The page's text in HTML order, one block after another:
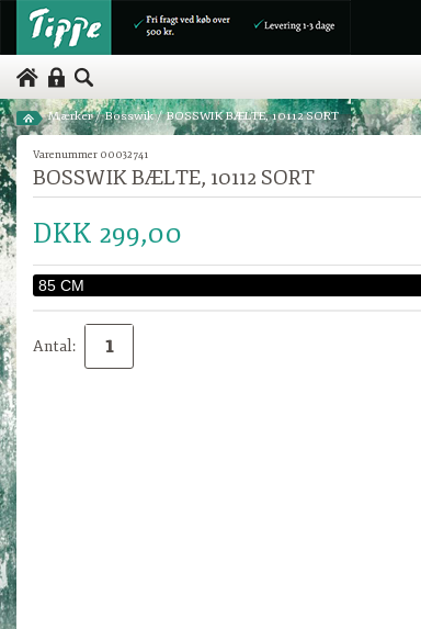
Mærker/ Bosswik/ BOSSWIK BÆLTE, 10112 SORT
Varenummer 00032741
BOSSWIK BÆLTE, 10112 SORT
DKK 299,00
Antal: